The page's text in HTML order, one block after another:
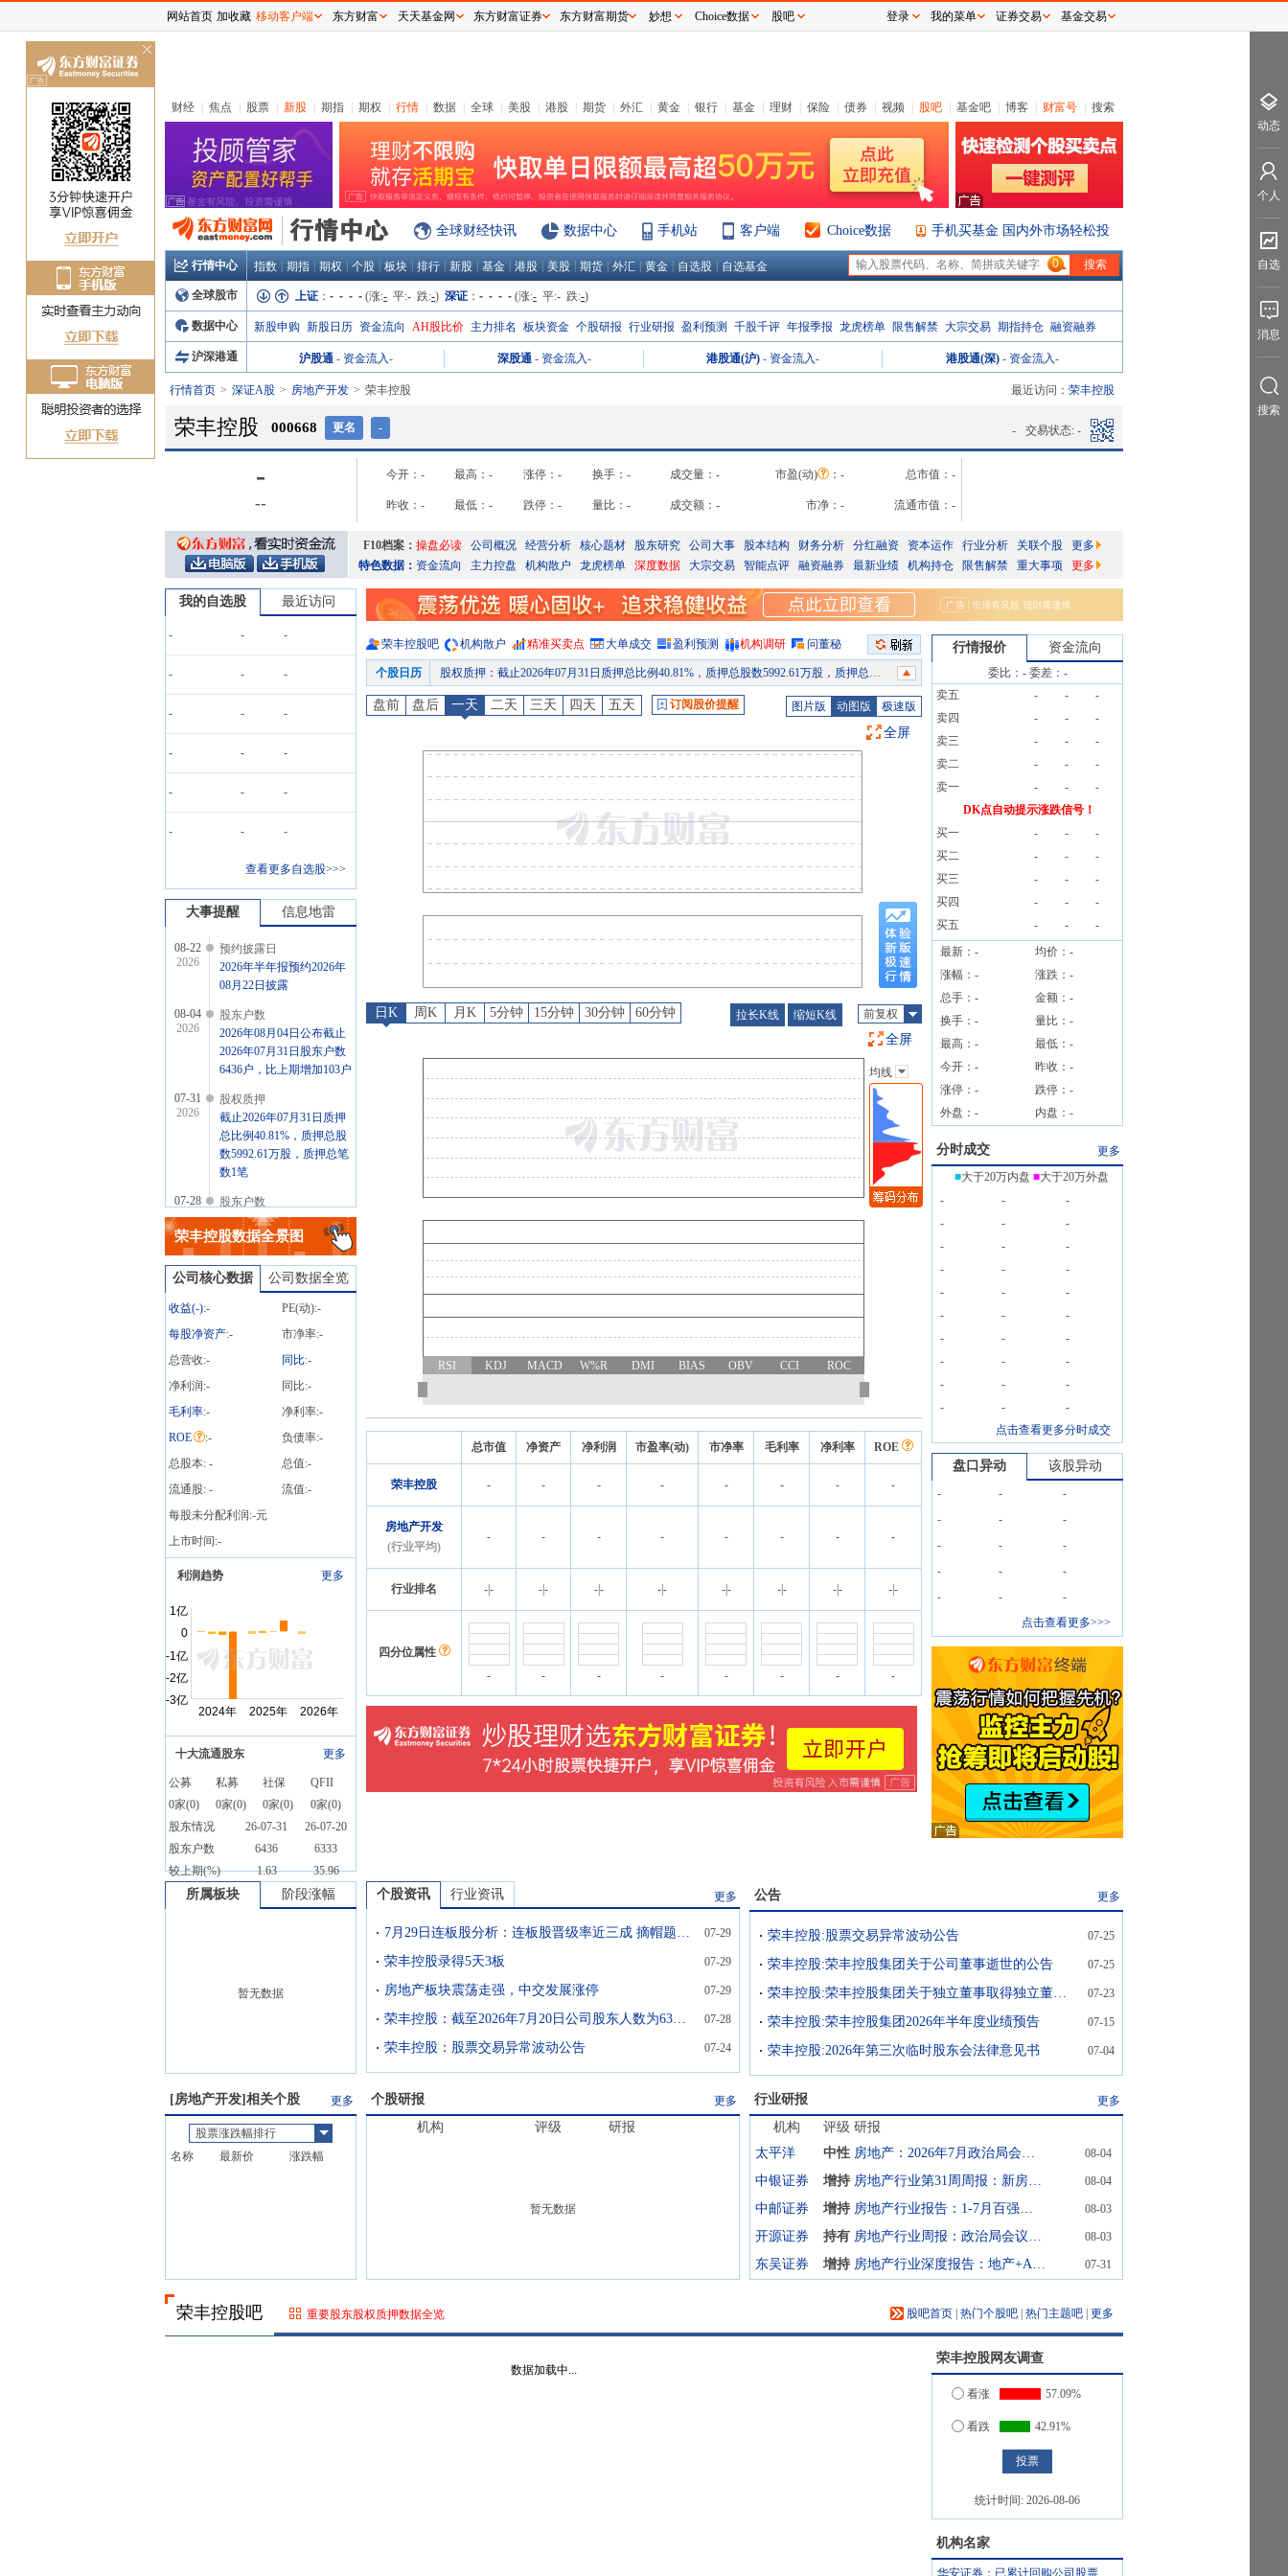
财经 焦点 股票 新股 期指 期权 行情 数据 全球 美股 港股 期货 外汇 黄金 银行 基金 理财 保险 债券 视频 股吧 基金吧 博客 财富号 搜索
全球财经快讯 数据中心 手机站 客户端 Choice数据 手机买基金 国内外市场轻松投
行情中心 指数 期指 期权 个股 板块 排行 新股 基金 港股 美股 期货 外汇 黄金 自选股 自选基金 0
全球股市 上证 ： - - - - (涨:- 平:- 跌:-) 深证 ： - - - - (涨:- 平:- 跌:-)
数据中心 新股申购 新股日历 资金流向 AH股比价 主力排名 板块资金 个股研报 行业研报 盈利预测 千股千评 年报季报 龙虎榜单 限售解禁 大宗交易 期指持仓 融资融券
沪深港通 沪股通 - 资金流入- 深股通 - 资金流入- 港股通(沪) - 资金流入- 港股通(深) - 资金流入-
行情首页 深证A股 房地产开发 荣丰控股 最近访问： 荣丰控股
荣丰控股 000668 更名 - - 交易状态: -
-
--
今开： - 最高： - 涨停： - 换手： - 成交量： - 市盈(动) ： - 总市值： -
昨收： - 最低： - 跌停： - 量比： - 成交额： - 市净： - 流通市值： -
F10档案： 操盘必读 公司概况 经营分析 核心题材 股东研究 公司大事 股本结构 财务分析 分红融资 资本运作 行业分析 关联个股
更多
特色数据： 资金流向 主力控盘 机构散户 龙虎榜单 深度数据 大宗交易 智能点评 融资融券 最新业绩 机构持仓 限售解禁 重大事项 更多
我的自选股 最近访问
- - -
- - -
- - -
- - -
- - -
- - -
查看更多自选股>>>
大事提醒 信息地雷
08-22
2026
预约披露日
2026年半年报预约2026年
08月22日披露
08-04
2026
股东户数
2026年08月04日公布截止
2026年07月31日股东户数
6436户，比上期增加103户
07-31
2026
股权质押
截止2026年07月31日质押
总比例40.81%，质押总股
数5992.61万股，质押总笔
数1笔
07-28
2026
股东户数
2026年07月28日公布截止
2026年07月20日股东户数
6333户，比上期增加1675
户
荣丰控股数据全景图
公司核心数据 公司数据全览
收益(-):- PE(动):-
每股净资产:- 市净率:-
总营收:- 同比:-
净利润:- 同比:-
毛利率:- 净利率:-
ROE
:- 负债率:-
总股本: - 总值:-
流通股: - 流值:-
每股未分配利润:-元
上市时间:-
利润趋势 更多
十大流通股东 更多
公募 私募 社保
QFII
0家(0) 0家(0) 0家(0) 0家(0)
股东情况
26-07-31
26-07-20
股东户数
6436
6333
较上期(%)
1.63 35.96
荣丰控股吧 机构散户 精准买卖点 大单成交 盈利预测 机构调研 问董秘
个股日历 股权质押 ： 截止2026年07月31日质押总比例40.81%，质押总股数5992.61万股，质押总笔数1笔
股东户数：2026年07月28日公布截止2026年07月20日股东户数6333户，比上期增加1675户
：
龙虎榜：2026年07月24日因“连续三个交易日内，涨幅偏离值累计达到20%的证券”披露龙虎榜信息
公告：2026年07月23日发布《荣丰控股:荣丰控股集团关于独立董事取得独立董事培训证明的公告》
股权质押：截止2026年07月17日质押总比例40.81%，质押总股数5992.61万股，质押总笔数1笔
业绩预告 ：2026年07月15日预告，2026年中报净利润-2800万元--2300万元，变动-11.93%～8.06%
股东户数：2026年08月04日公布截止2026年07月31日股东户数6436户，比上期增加103户
盘前 盘后 一天 二天 三天 四天 五天 订阅股价提醒 图片版 动图版 极速版
全屏
日K 周K 月K 5分钟 15分钟 30分钟 60分钟 拉长K线 缩短K线 前复权
全屏
主图指标
均线
EXPMA
SAR
BBI
RSI KDJ MACD W%R DMI BIAS OBV CCI ROC
均线
总市值 净资产 净利润 市盈率(动) 市净率 毛利率 净利率 ROE
荣丰控股 - - - - - - - -
房地产开发
(行业平均)
- - - - - - - -
行业排名 -- -- -|- -- -|- -|- -|- --
四分位属性
-
- - - - - - -
行情报价 资金流向
委比： -委差： -
卖五
- -
-
卖四
- -
-
卖三
- -
-
卖二
- -
-
卖一
- -
-
DK点自动提示涨跌信号！
买一
- -
-
买二
- -
-
买三
- -
-
买四
- -
-
买五
- -
-
最新： - 均价： -
涨幅： - 涨跌： -
总手： - 金额： -
换手： - 量比： -
最高： - 最低： -
今开： - 昨收： -
涨停： - 跌停： -
外盘： - 内盘： -
分时成交
更多
■大于20万内盘 ■大于20万外盘
-
-
-
-
-
-
-
-
-
-
-
-
-
-
-
-
-
-
-
-
-
-
-
-
-
-
-
-
-
-
点击查看更多分时成交
盘口异动 该股异动
- -
-
-
-
-
-
-
-
-
-
-
-
-
-
点击查看更多>>>
所属板块 阶段涨幅
暂无数据
个股资讯 行业资讯 更多
7月29日连板股分析：连板股晋级率近三成 摘帽题材炒作大放异彩 07-29
荣丰控股录得5天3板 07-29
房地产板块震荡走强，中交发展涨停 07-29
荣丰控股：截至2026年7月20日公司股东人数为6333户 07-28
荣丰控股：股票交易异常波动公告 07-24
公告 更多
荣丰控股:股票交易异常波动公告 07-25
荣丰控股:荣丰控股集团关于公司董事逝世的公告 07-25
荣丰控股:荣丰控股集团关于独立董事取得独立董事培训证明的公告 07-23
荣丰控股:荣丰控股集团2026年半年度业绩预告 07-15
荣丰控股:2026年第三次临时股东会法律意见书 07-04
[房地产开发]相关个股 更多
股票涨跌幅排行
名称
最新价 涨跌幅
个股研报 更多
机构 评级 研报
暂无数据
行业研报 更多
机构 评级 研报
太平洋
中性 房地产：2026年7月政治局会议点评-加大逆周期调节力度，稳定房地产市场 08-04
中银证券 增持 房地产行业第31周周报：新房成交同比降幅收窄，二手房成交同比涨幅收窄政治局会议强调“稳定房地产市场”新房成交面积环比涨幅扩大、同比降幅收窄，二手房成交面积环比由正转负、 08-04
中邮证券 增持 房地产行业报告：1-7月百强房企销售拿地降幅均收窄 08-03
开源证券 持有 房地产行业周报：政治局会议强调稳定房地产市场，新房二手房单周成交均增长 08-03
东吴证券 增持 房地产行业深度报告：地产+AI工具系列报告之七：从AI投委会到可用的投研平台——AlphaChain产品化 07-31
荣丰控股吧 重要股东股权质押数据全览 股吧首页 热门个股吧 热门主题吧 更多
荣丰控股网友调查
看涨 57.09%
看跌 42.91%
统计时间: 2026-08-06
机构名家
华安证券：已累计回购公司股票
网站首页 加收藏 移动客户端 东方财富 天天基金网 东方财富证券 东方财富期货 妙想 Choice数据 股吧 登录 我的菜单 证券交易 基金交易
动态
个人
自选
消息
搜索